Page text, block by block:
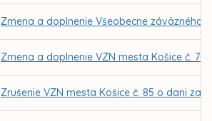
Zmena a doplnenie Všeobecne záväzného
Zmena a doplnenie VZN mesta Košice č.
Zrušenie VZN mesta Košice č. 85 o dani